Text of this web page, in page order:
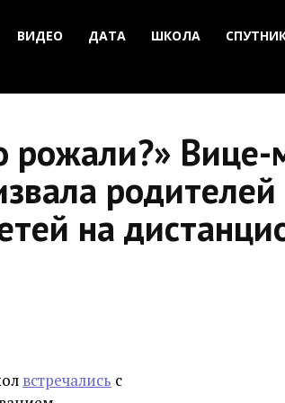
ВИДЕО ДАТА ШКОЛА
рожали?» Вице-
родителей
на
встречались с